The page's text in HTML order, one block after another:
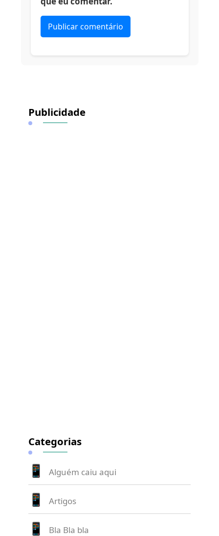
Publicidade
Categorias
Alguém caiu aqui
Artigos
Bla Bla bla